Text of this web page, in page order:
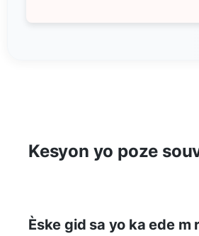
Kesyon yo poze
Èske gid sa yo ka ede m